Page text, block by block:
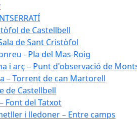
de Castellbell
de Sant Cristòfol
- Pla del Mas-Roig
i arç – Punt d'observació de
– Torrent de can Martorell
de Castellbell
Font del Tatxot
i lledoner – Entre camps